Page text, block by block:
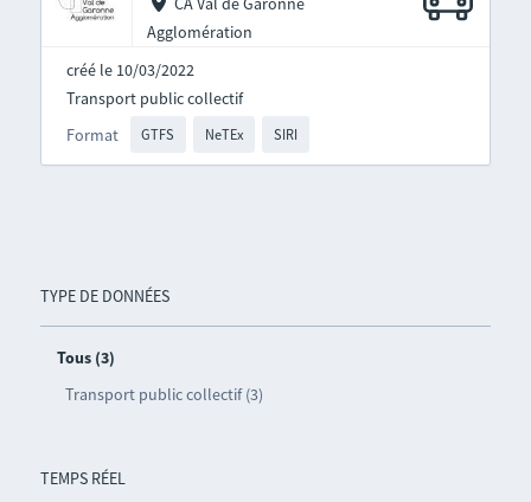
TYPE DE DONNÉES
Tous (3)
Transport public collectif (3)
TEMPS RÉEL
Agglomération
créé le 10/03/2022
Format GTFS NeTEx SIRI
Transport public collectif